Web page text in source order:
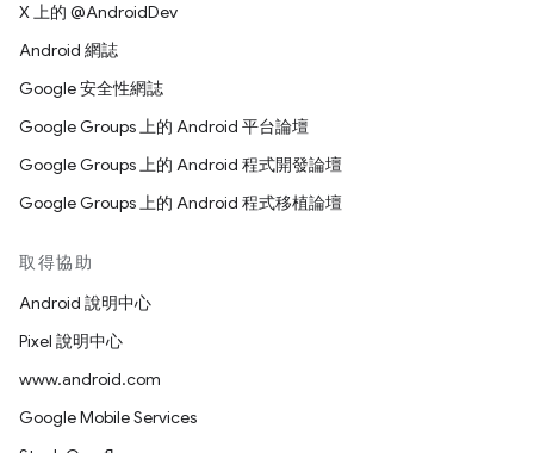
X 上的 @AndroidDev
Android 網誌
Google 安全性網誌
Google Groups 上的 Android 平台論壇
Google Groups 上的 Android 程式開發論壇
Google Groups 上的 Android 程式移植論壇
取得協助
Android 說明中心
Pixel 說明中心
www.android.com
Google Mobile Services